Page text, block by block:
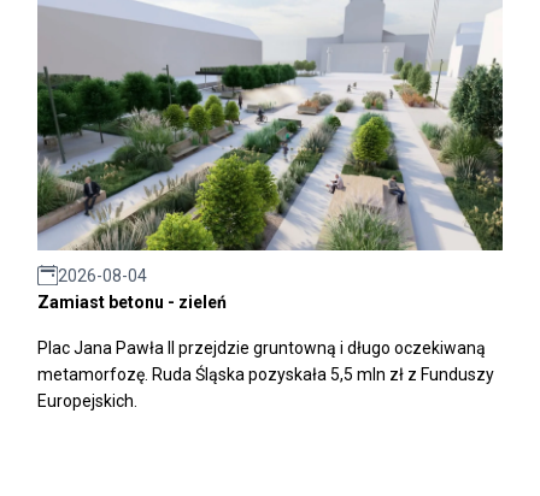
2026-08-04
Zamiast betonu - zieleń
Plac Jana Pawła II przejdzie gruntowną i długo oczekiwaną
metamorfozę. Ruda Śląska pozyskała 5,5 mln zł z Funduszy
Europejskich.